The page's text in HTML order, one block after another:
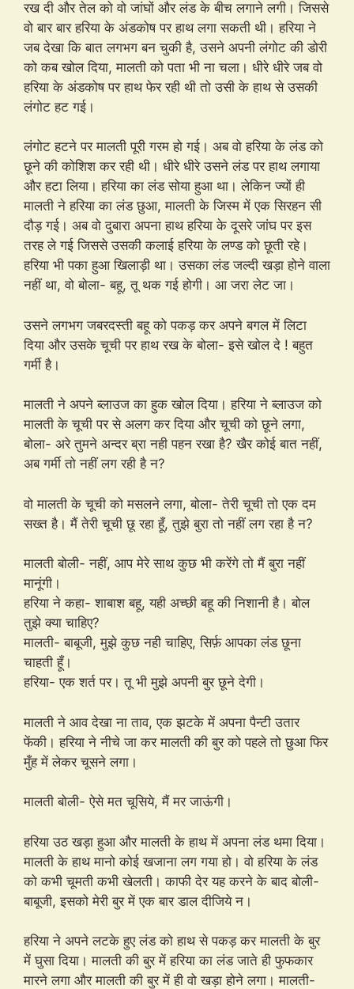
रख दी और तेल को वो जांघों और लंड के बीच लगाने लगी। जिससे
वो बार बार हरिया के अंडकोष पर हाथ लगा सकती थी। हरिया ने
जब देखा कि बात लगभग बन चुकी है, उसने अपनी लंगोट की डोरी
को कब खोल दिया, मालती को पता भी ना चला। धीरे धीरे जब वो
हरिया के अंडकोष पर हाथ फेर रही थी तो उसी के हाथ से उसकी
लंगोट हट गई।
लंगोट हटने पर मालती पूरी गरम हो गई। अब वो हरिया के लंड को
छूने की कोशिश कर रही थी। धीरे धीरे उसने लंड पर हाथ लगाया
और हटा लिया। हरिया का लंड सोया हुआ था। लेकिन ज्यों ही
मालती ने हरिया का लंड छुआ, मालती के जिस्म में एक सिरहन सी
दौड़ गई। अब वो दुबारा अपना हाथ हरिया के दूसरे जांघ पर इस
तरह ले गई जिससे उसकी कलाई हरिया के लण्ड को छूती रहे।
हरिया भी पका हुआ खिलाड़ी था। उसका लंड जल्दी खड़ा होने वाला
नहीं था, वो बोला- बहू, तू थक गई होगी। आ जरा लेट जा।
उसने लगभग जबरदस्ती बहू को पकड़ कर अपने बगल में लिटा
दिया और उसके चूची पर हाथ रख के बोला- इसे खोल दे ! बहुत
गर्मी है।
मालती ने अपने ब्लाउज का हुक खोल दिया। हरिया ने ब्लाउज को
मालती के चूची पर से अलग कर दिया और चूची को छूने लगा,
बोला- अरे तुमने अन्दर ब्रा नही पहन रखा है? खैर कोई बात नहीं,
अब गर्मी तो नहीं लग रही है न?
वो मालती के चूची को मसलने लगा, बोला- तेरी चूची तो एक दम
सख्त है। मैं तेरी चूची छू रहा हूँ, तुझे बुरा तो नहीं लग रहा है न?
मालती बोली- नहीं, आप मेरे साथ कुछ भी करेंगे तो मैं बुरा नहीं
मानूंगी।
हरिया ने कहा- शाबाश बहू, यही अच्छी बहू की निशानी है। बोल
तुझे क्या चाहिए?
मालती- बाबूजी, मुझे कुछ नही चाहिए, सिर्फ़ आपका लंड छूना
चाहती हूँ।
हरिया- एक शर्त पर। तू भी मुझे अपनी बुर छूने देगी।
मालती ने आव देखा ना ताव, एक झटके में अपना पैन्टी उतार
फेंकी। हरिया ने नीचे जा कर मालती की बुर को पहले तो छुआ फिर
मुँह में लेकर चूसने लगा।
मालती बोली- ऐसे मत चूसिये, मैं मर जाऊंगी।
हरिया उठ खड़ा हुआ और मालती के हाथ में अपना लंड थमा दिया।
मालती के हाथ मानो कोई खजाना लग गया हो। वो हरिया के लंड
को कभी चूमती कभी खेलती। काफी देर यह करने के बाद बोली-
बाबूजी, इसको मेरी बुर में एक बार डाल दीजिये न।
हरिया ने अपने लटके हुए लंड को हाथ से पकड़ कर मालती के बुर
में घुसा दिया। मालती की बुर में हरिया का लंड जाते ही फुफकार
मारने लगा और मालती की बुर में ही वो खड़ा होने लगा। मालती-